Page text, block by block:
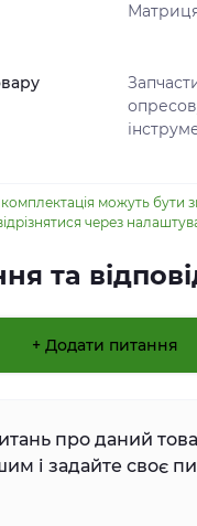
можуть бути
через
та
+ Додати питання
про даний
і задайте своє